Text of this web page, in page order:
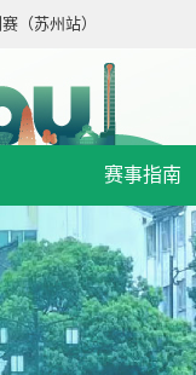
（苏州站）
赛事指南